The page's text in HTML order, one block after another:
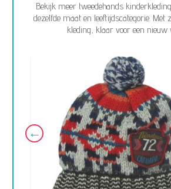
Bekijk meer tweedehands
dezelfde maat en leeftijdscategorie. Met
kleding, klaar voor een nieuw